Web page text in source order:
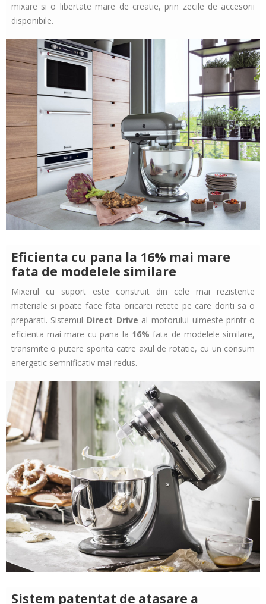
mixare si o libertate mare de creatie, prin zecile de accesorii
disponibile.
Eficienta cu pana la 16% mai mare
fata de modelele similare
Mixerul cu suport este construit din cele mai rezistente
materiale si poate face fata oricarei retete pe care doriti sa o
preparati. Sistemul Direct Drive al motorului uimeste printr-o
eficienta mai mare cu pana la 16% fata de modelele similare,
transmite o putere sporita catre axul de rotatie, cu un consum
energetic semnificativ mai redus.
Sistem patentat de atasare a